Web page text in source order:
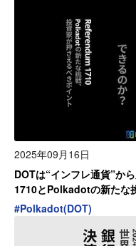
2025年09月16日
DOTは“インフレ通貨”か
1710とPolkadotの新たな
#Polkadot(DOT)